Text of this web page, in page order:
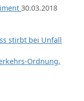
30.03.2018
stirbt bei Unfall
Ordnung,